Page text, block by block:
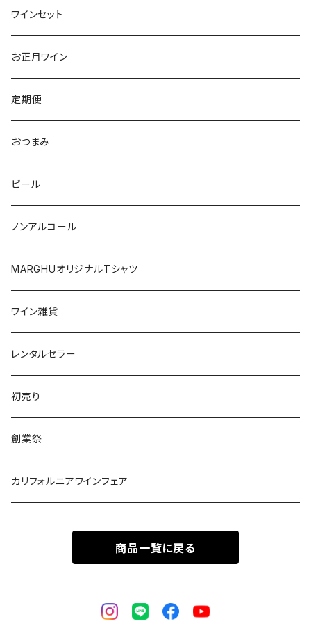
トロ
カリフォルニア
オレゴン
ニュージーランド
オーストラリア
チリ
ドイツ
アルゼンチン
日本
オーストリア
南アフリカ
ポルトガル
マルケ
シチリア
ニュージーランド
アメリカ
カリフォルニア
オレゴン
南アフリカ
オーストリア
チリ
オーストラリア
日本
ポルトガル
アメリカ
オーストラリア
ワインセット
お正月ワイン
定期便
おつまみ
ビール
ノンアルコール
MARGHUオリジナルTシャツ
ワイン雑貨
レンタルセラー
初売り
創業祭
カリフォルニアワインフェア
商品一覧に戻る